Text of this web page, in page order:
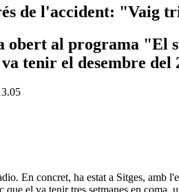
de l'accident: "Vaig
al programa "El
tenir el desembre del
En concret, ha estat a Sitges, amb
el va tenir tres setmanes en coma,